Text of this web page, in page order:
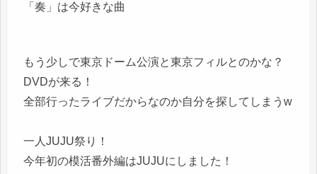
「奏」は今好きな曲
もう少しで東京ドーム公演と東京フィルとのかな？
DVDが来る！
全部行ったライブだからなのか自分を探してしまうw
一人JUJU祭り！
今年初の模活番外編はJUJUにしました！